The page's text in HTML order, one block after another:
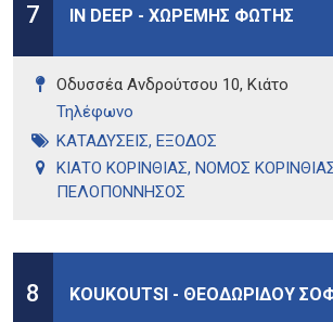
7 IN DEEP - ΧΩΡΕΜΗΣ ΦΩΤΗΣ
Οδυσσέα Ανδρούτσου 10, Κιάτο
Τηλέφωνo
ΚΑΤΑΔΥΣΕΙΣ, ΕΞΟΔΟΣ
ΚΙΑΤΟ ΚΟΡΙΝΘΙΑΣ, ΝΟΜΟΣ
ΠΕΛΟΠΟΝΝΗΣΟΣ
8 KOUKOUTSI - ΘΕΟΔΩΡΙΔΟΥ